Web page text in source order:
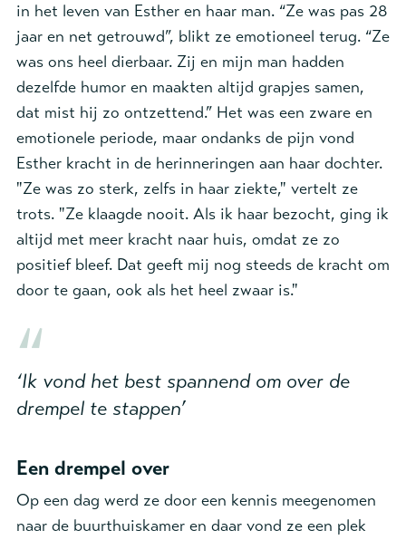
in het leven van Esther en haar man. “Ze was pas 28
jaar en net getrouwd”, blikt ze emotioneel terug. “Ze
was ons heel dierbaar. Zij en mijn man hadden
dezelfde humor en maakten altijd grapjes samen,
dat mist hij zo ontzettend.” Het was een zware en
emotionele periode, maar ondanks de pijn vond
Esther kracht in de herinneringen aan haar dochter.
"Ze was zo sterk, zelfs in haar ziekte," vertelt ze
trots. "Ze klaagde nooit. Als ik haar bezocht, ging ik
altijd met meer kracht naar huis, omdat ze zo
positief bleef. Dat geeft mij nog steeds de kracht om
door te gaan, ook als het heel zwaar is."
‘Ik vond het best spannend om over de
drempel te stappen’
Een drempel over
Op een dag werd ze door een kennis meegenomen
naar de buurthuiskamer en daar vond ze een plek